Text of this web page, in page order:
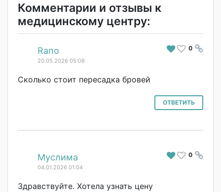
Комментарии и отзывы к
медицинскому центру:
# 0
Rano
20.05.2026 05:06
Сколько стоит пересадка бровей
ОТВЕТИТЬ
# 0
Муслима
04.01.2026 01:04
Здравствуйте. Хотела узнать цену